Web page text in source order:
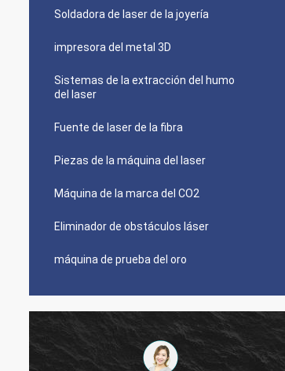
Soldadora de laser de la joyería
impresora del metal 3D
Sistemas de la extracción del humo
del laser
Fuente de laser de la fibra
Piezas de la máquina del laser
Máquina de la marca del CO2
Eliminador de obstáculos láser
máquina de prueba del oro